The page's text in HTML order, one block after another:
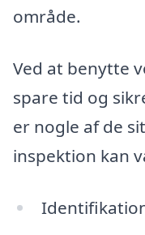
område.
Ved at benytte
spare tid og
er nogle af de
inspektion kan